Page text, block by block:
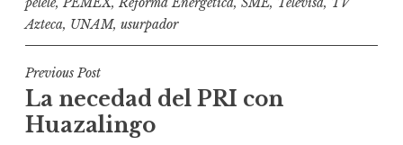
Azteca, UNAM, usurpador
N
a
v
Previous Post
La necedad del PRI con
Huazalingo